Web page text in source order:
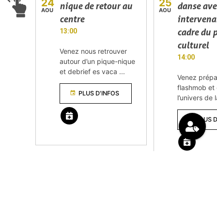
24
AOU
nique de retour au
centre
13:00
Venez nous retrouver
autour d’un pique-nique
et debrief es vaca ...
event PLUS D'INFOS
25
AOU
danse
cadre du
culturel
14:00
Venez
flashmob et
l’univers de
PLUS